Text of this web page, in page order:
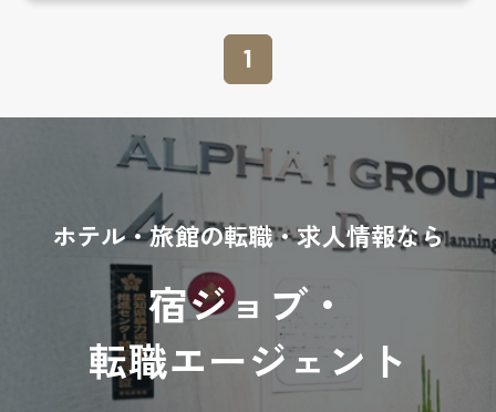
1
ホテル・旅館の転職・求人情報なら
宿ジョブ・
転職エージェント